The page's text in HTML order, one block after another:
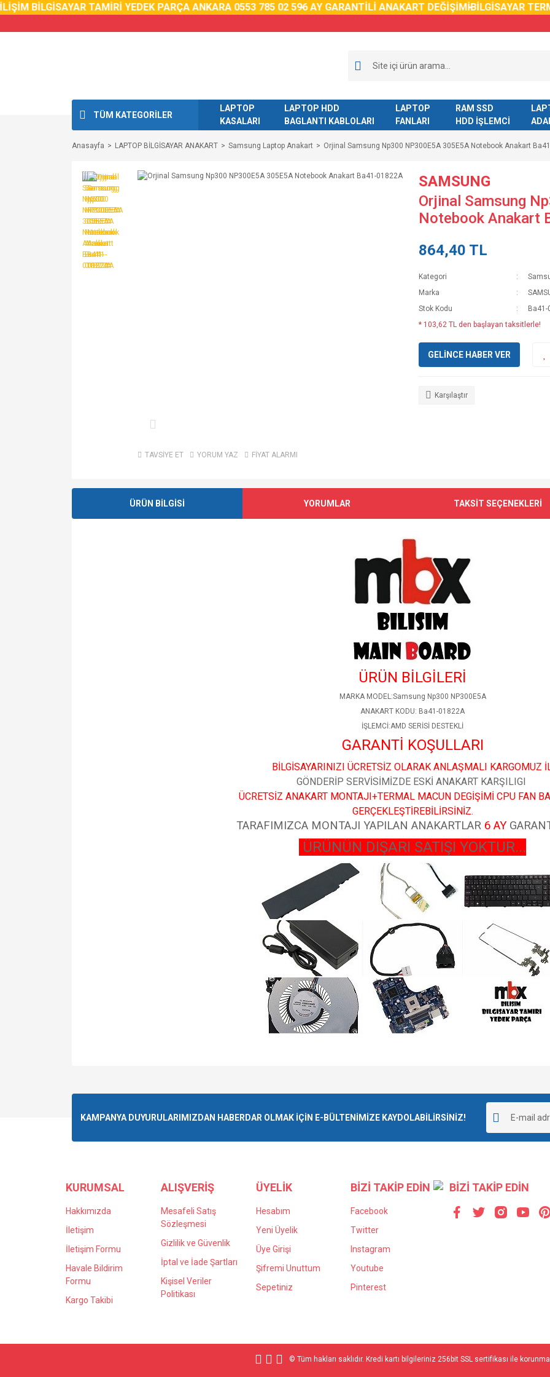
BİLGİSAYAR TAMİRİ YEDEK PARÇA ANKARA 0553 785 02 596 AY GARANTİLİ ANAKART DEĞİŞİMİBİLGİSAYAR
TÜM KATEGORİLER
LAPTOP
KASALARI
LAPTOP HDD
BAGLANTI KABLOLARI
LAPTOP
FANLARI
RAM SSD
HDD İŞLEMCİ
Anasayfa LAPTOP BİLGİSAYAR ANAKART Samsung Laptop Anakart Orjinal Samsung Np300 NP300E5A 305E5A Notebook Anakart
TAVSİYE ET YORUM YAZ FİYAT ALARMI
SAMSUNG
Orjinal Samsung
Notebook Anakart
864,40 TL
Kategori
Marka
Stok Kodu
* 103,62 TL den başlayan taksitlerle!
GELİNCE HABER VER
Karşılaştır
ÜRÜN BİLGİSİ YORUMLAR TAKSİT SEÇENEKLERİ
ÜRÜN BİLGİLERİ
MARKA MODEL:Samsung Np300 NP300E5A
ANAKART KODU: Ba41-01822A
İŞLEMCİ:AMD SERİSİ DESTEKLİ
GARANTİ KOŞULLARI
BİLGİSAYARINIZI ÜCRETSİZ OLARAK ANLAŞMALI KARGOMUZ
GÖNDERİP SERVİSİMİZDE ESKİ ANAKART KARŞILIGI
ÜCRETSİZ ANAKART MONTAJI+TERMAL MACUN DEGİŞİMİ CPU FAN
GERÇEKLEŞTİREBİLİRSİNİZ.
TARAFIMIZCA MONTAJI YAPILAN ANAKARTLAR 6 AY
ÜRÜNÜN DIŞARI SATIŞI YOKTUR...
Ürün resmi kalitesiz, bozuk veya görüntülenemiyor.
Bu ürüne benzer farklı alternatifler olmalı.
KAMPANYA DUYURULARIMIZDAN HABERDAR OLMAK İÇİN E-BÜLTENİMİZE KAYDOLABİLİRSİNİZ!
KURUMSAL
Hakkımızda
İletişim
İletişim Formu
Havale Bildirim
Formu
Kargo Takibi
ALIŞVERİŞ
Mesafeli Satış
Sözleşmesi
Gizlilik ve Güvenlik
İptal ve İade Şartları
Kişisel Veriler
Politikası
ÜYELİK
Hesabım
Yeni Üyelik
Üye Girişi
Şifremi Unuttum
Sepetiniz
BİZİ TAKİP EDİN
Facebook
Twitter
Instagram
Youtube
Pinterest
BİZİ TAKİP EDİN
© Tüm hakları saklıdır. Kredi kartı bilgileriniz 256bit SSL sertifikası ile